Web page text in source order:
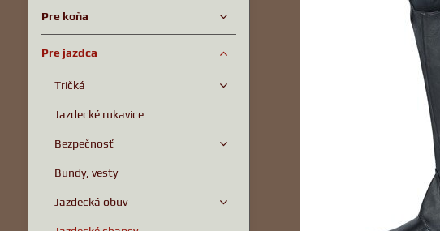
Pre koňa
Pre jazdca
Tričká
Jazdecké rukavice
Bezpečnosť
Bundy, vesty
Jazdecká obuv